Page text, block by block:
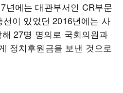
년에는 대관부서인 CR부문
이 있었던 2016년에는 사
27명 명의로 국회의원과
정치후원금을 보낸 것으로